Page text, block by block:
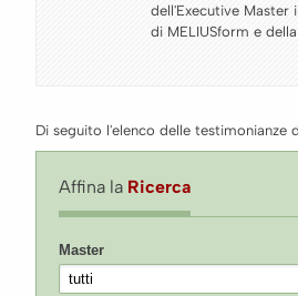
Di seguito l'elenco delle
Affina la Ricerca
Master